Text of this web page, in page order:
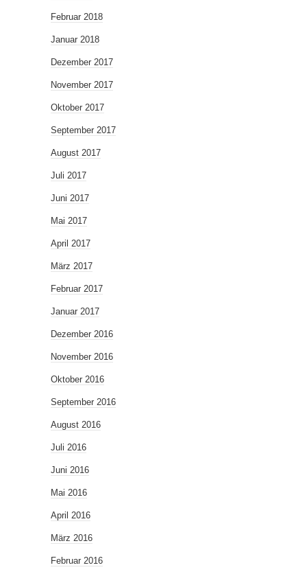
Februar 2018
Januar 2018
Dezember 2017
November 2017
Oktober 2017
September 2017
August 2017
Juli 2017
Juni 2017
Mai 2017
April 2017
März 2017
Februar 2017
Januar 2017
Dezember 2016
November 2016
Oktober 2016
September 2016
August 2016
Juli 2016
Juni 2016
Mai 2016
April 2016
März 2016
Februar 2016